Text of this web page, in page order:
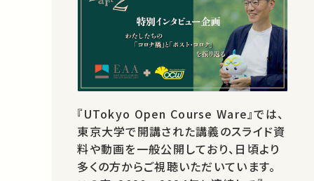
『UTokyo Open Course Ware』では、
東京大学で開講された講義のスライド資
料や動画を一般公開しており、日頃より
多くの方からご視聴いただいています。